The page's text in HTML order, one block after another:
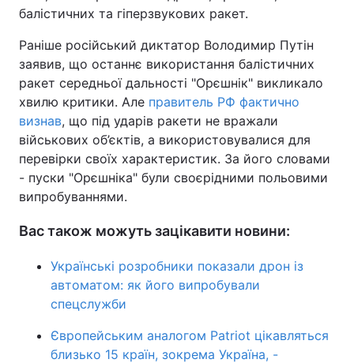
балістичних та гіперзвукових ракет.
Раніше російський диктатор Володимир Путін
заявив, що останнє використання балістичних
ракет середньої дальності "Орєшнік" викликало
хвилю критики. Але правитель РФ фактично
визнав, що під ударів ракети не вражали
військових об’єктів, а використовувалися для
перевірки своїх характеристик. За його словами
- пуски "Орєшніка" були своєрідними польовими
випробуваннями.
Вас також можуть зацікавити новини:
Українські розробники показали дрон із
автоматом: як його випробували
спецслужби
Європейським аналогом Patriot цікавляться
близько 15 країн, зокрема Україна, -